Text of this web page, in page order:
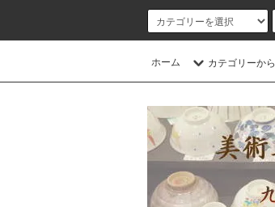
ホーム カテゴリーか